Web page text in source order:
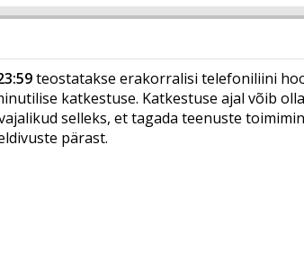
teostatakse erakorralisi telefoniliini
katkestuse. Katkestuse ajal võib
selleks, et tagada teenuste
pärast.